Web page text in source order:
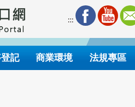
:::
記 商業環境 法規專區